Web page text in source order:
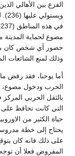
الفزع بين الأهالي
مصوع لحماية المدينة
حضور أي شخص كان من
وذلك لمنع الشائعات
أما يوحنا، فقد رفض
الحرب ودخول مصوع،
بالثقل الحربي
التي كانت تحافظ على
حياة الكثير من
يحتاج إلى خطة
على ذلك فانه كان
المفروض فعلا أن